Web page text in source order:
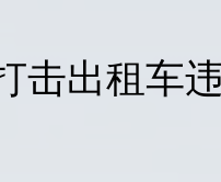
击出租车